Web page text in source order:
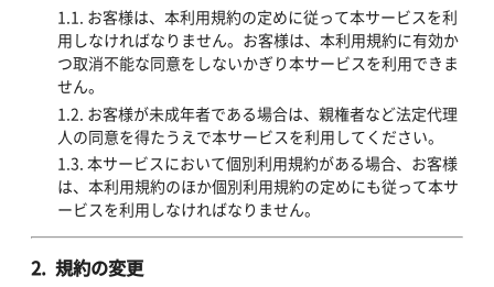
1.1. お客様は、本利用規約の定めに従って本サービスを利
用しなければなりません。お客様は、本利用規約に有効か
つ取消不能な同意をしないかぎり本サービスを利用できま
せん。
1.2. お客様が未成年者である場合は、親権者など法定代理
人の同意を得たうえで本サービスを利用してください。
1.3. 本サービスにおいて個別利用規約がある場合、お客様
は、本利用規約のほか個別利用規約の定めにも従って本サ
ービスを利用しなければなりません。
2. 規約の変更